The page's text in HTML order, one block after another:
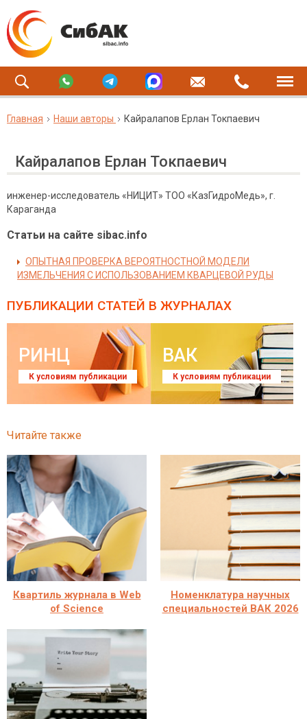
Главная Наши авторы Кайралапов Ерлан Токпаевич
Кайралапов Ерлан Токпаевич
инженер-исследователь «НИЦИТ» ТОО «КазГидроМедь», г.
Караганда
Статьи на сайте sibac.info
ОПЫТНАЯ ПРОВЕРКА ВЕРОЯТНОСТНОЙ МОДЕЛИ
ИЗМЕЛЬЧЕНИЯ С ИСПОЛЬЗОВАНИЕМ КВАРЦЕВОЙ РУДЫ
ПУБЛИКАЦИИ СТАТЕЙ В ЖУРНАЛАХ
РИНЦ
К условиям публикации
ВАК
К условиям публикации
Читайте также
Квартиль журнала в Web
of Science
Номенклатура научных
специальностей ВАК 2026